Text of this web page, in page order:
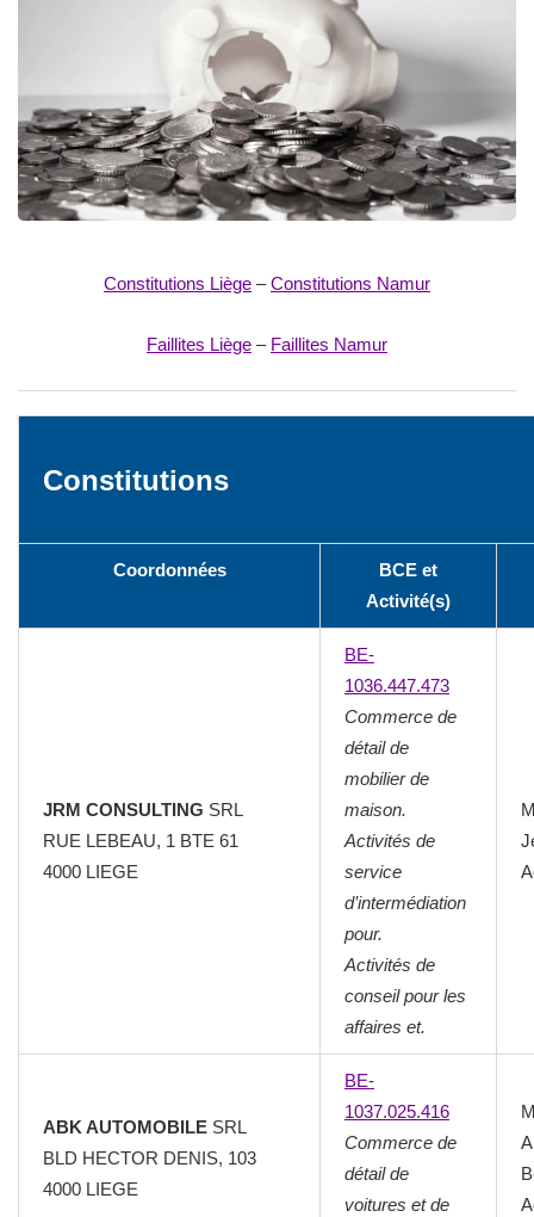
Constitutions Liège –Constitutions Namur
Faillites Liège – Faillites Namur
Constitutions
Coordonnées
BCE et
Activité(s)
JRM CONSULTING SRL
RUE LEBEAU, 1 BTE 61
4000 LIEGE
BE-
1036.447.473
Commerce de
détail de
mobilier de
maison.
Activités de
service
d’intermédiation
pour.
Activités de
conseil pour les
affaires et.
ABK AUTOMOBILE SRL
BLD HECTOR DENIS, 103
4000 LIEGE
BE-
1037.025.416
Commerce de
détail de
voitures et de